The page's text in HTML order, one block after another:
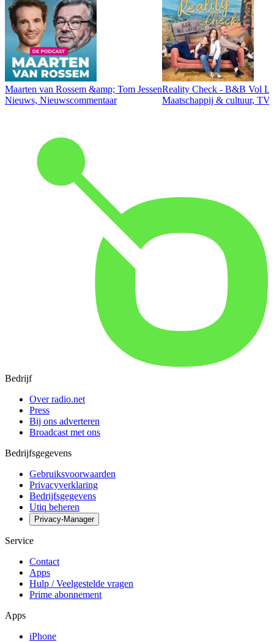
Maarten van Rossem &amp; Tom Jessen
Nieuws, Nieuwscommentaar
Reality Check - B&B Vol
Maatschappij & cultuur,
Bedrijf
Over radio.net
Press
Bij ons adverteren
Broadcast met ons
Bedrijfsgegevens
Gebruiksvoorwaarden
Privacyverklaring
Bedrijfsgegevens
Utiq beheren
Privacy-Manager
Service
Contact
Apps
Hulp / Veelgestelde vragen
Prime abonnement
Apps
iPhone